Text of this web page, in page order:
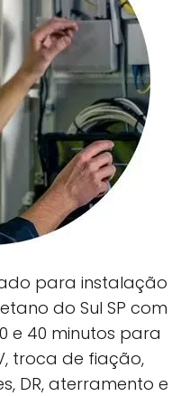
para instalação
do Sul SP com
e 40 minutos para
troca de fiação,
DR, aterramento e